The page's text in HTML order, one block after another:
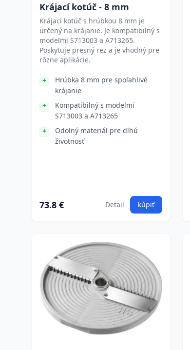
Krájací kotúč - 8 mm
Krájací kotúč s hrúbkou 8 mm je
určený na krájanie. Je kompatibilný s
modelmi S713003 a A713265.
Poskytuje presný rez a je vhodný pre
rôzne aplikácie.
Hrúbka 8 mm pre spoľahlivé
krájanie
Kompatibilný s modelmi
S713003 a A713265
Odolný materiál pre dlhú
životnosť
73.8 € Detail kúpiť